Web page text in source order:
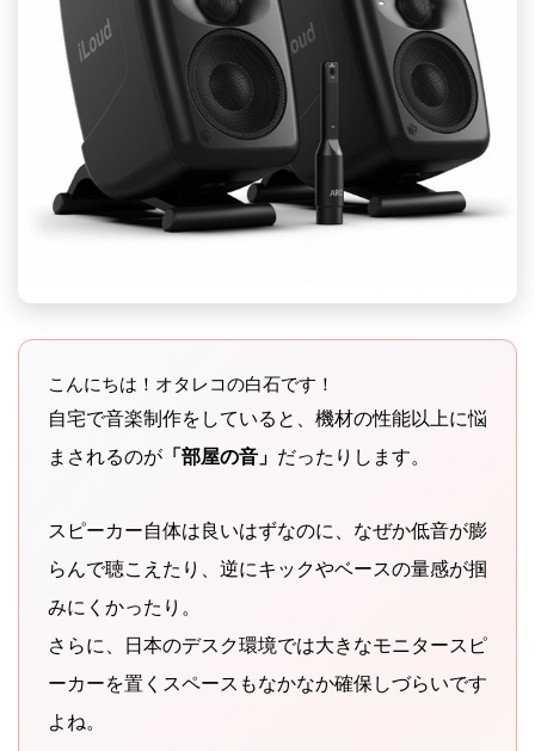
こんにちは！オタレコの白石です！
自宅で音楽制作をしていると、機材の性能以上に悩
まされるのが 「部屋の音」 だったりします。
スピーカー自体は良いはずなのに、なぜか低音が膨
らんで聴こえたり、逆にキックやベースの量感が掴
みにくかったり。
さらに、日本のデスク環境では大きなモニタースピ
ーカーを置くスペースもなかなか確保しづらいです
よね。